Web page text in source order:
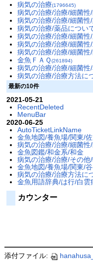
病気の治療(1796645)
病気の治療/治療/細菌性
病気の治療/治療/細菌性
病気の治療/薬品につい
病気の治療/治療/細菌性
病気の治療/治療/細菌性
病気の治療/治療/細菌性
金魚ＦＡＱ(261894)
病気の治療/治療/細菌性
病気の治療/治療方法に
最新の10件
2021-05-21
RecentDeleted
MenuBar
2020-06-25
AutoTicketLinkName
金魚地図/養魚場/関東/
病気の治療/治療/細菌性
金魚図鑑/和金系/和金
病気の治療/治療/その他
金魚地図/養魚場/関東/
病気の治療/治療方法に
金魚用語辞典/は行/白雲
カウンター
添付ファイル: